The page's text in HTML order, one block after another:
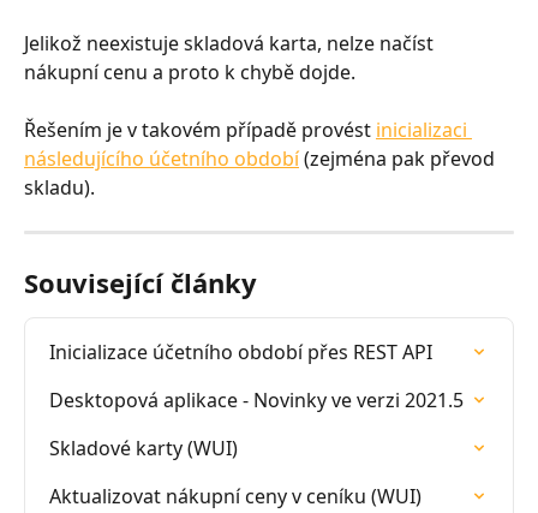
Jelikož neexistuje skladová karta, nelze načíst
nákupní cenu a proto k chybě dojde.
Řešením je v takovém případě provést inicializaci
následujícího účetního období (zejména pak převod
skladu).
Související články
Inicializace účetního období přes REST API
Desktopová aplikace - Novinky ve verzi 2021.5
Skladové karty (WUI)
Aktualizovat nákupní ceny v ceníku (WUI)